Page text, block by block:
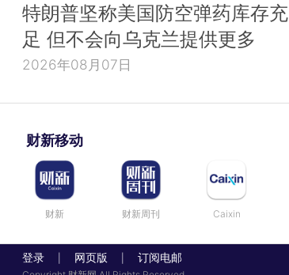
特朗普坚称美国防空弹药库存充
足 但不会向乌克兰提供更多
2026年08月07日
财新移动
财新 财新周刊 Caixin
登录 网页版 订阅电邮